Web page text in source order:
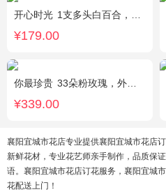
开心时光 1支多头白百合，3朵粉玫瑰，4朵康乃馨，桔梗、满天星、绿叶混搭
¥179.00
你最珍贵 33朵粉玫瑰，外围满天星
¥339.00
襄阳宜城市花店专业提供襄阳宜城市花店
新鲜花材，专业花艺师亲手制作，品质保
语。襄阳宜城市花店订花服务，襄阳宜城
花配送上门！